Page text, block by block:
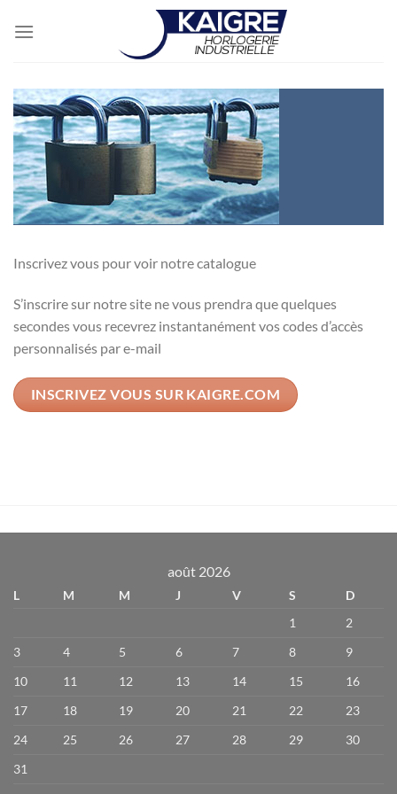
Inscrivez vous pour voir notre catalogue
S’inscrire sur notre site ne vous prendra que quelques
secondes vous recevrez instantanément vos codes d’accès
personnalisés par e-mail
INSCRIVEZ VOUS SUR KAIGRE.COM
août 2026
L M M J V S
D
1
2
3
4 5 6 7 8
9
10
11 12 13 14 15
16
17
18 19 20 21 22
23
24
25 26 27 28 29
30
31